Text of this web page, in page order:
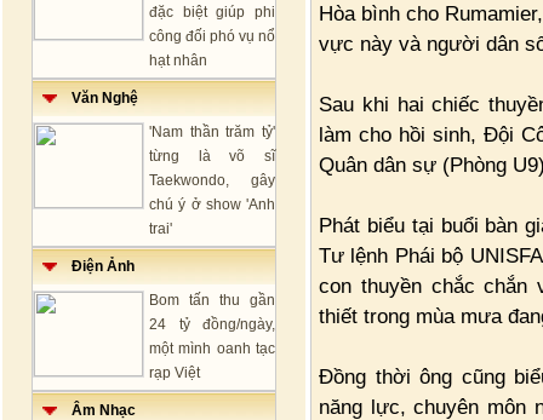
đặc biệt giúp phi
công đối phó vụ nổ
hạt nhân
Văn Nghệ
'Nam thần trăm tỷ'
từng là võ sĩ
Taekwondo, gây
chú ý ở show 'Anh
trai'
Điện Ảnh
Bom tấn thu gần
24 tỷ đồng/ngày,
một mình oanh tạc
rạp Việt
Âm Nhạc
Hòa bình cho
vực này và người dân
Sau khi hai chiếc
làm cho hồi sinh, Đội
Quân dân sự (Phòng
Phát biểu tại buổi bàn
Tư lệnh Phái bộ
con thuyền chắc chắn
thiết trong mùa mưa
Đồng thời ông cũng
năng lực, chuyên môn